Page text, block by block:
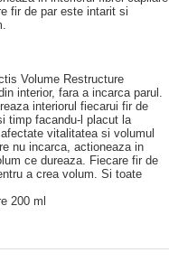
fir de par este intarit si
Volume Restructure
interior, fara a incarca parul.
interiorul fiecarui fir de
timp facandu-l placut la
vitalitatea si volumul
nu incarca, actioneaza in
ce dureaza. Fiecare fir de
a crea volum. Si toate
200 ml